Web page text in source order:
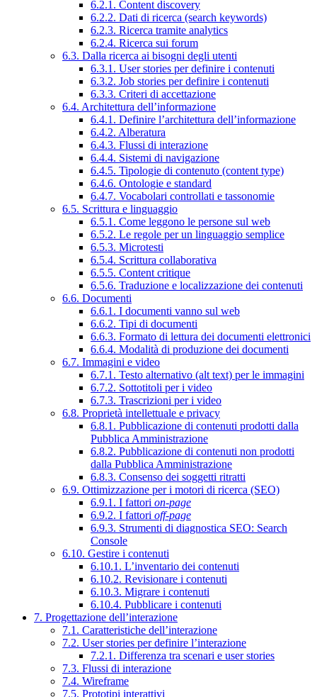
6.2.1. Content discovery
6.2.2. Dati di ricerca (search keywords)
6.2.3. Ricerca tramite analytics
6.2.4. Ricerca sui forum
6.3. Dalla ricerca ai bisogni degli utenti
6.3.1. User stories per definire i contenuti
6.3.2. Job stories per definire i contenuti
6.3.3. Criteri di accettazione
6.4. Architettura dell’informazione
6.4.1. Definire l’architettura dell’informazione
6.4.2. Alberatura
6.4.3. Flussi di interazione
6.4.4. Sistemi di navigazione
6.4.5. Tipologie di contenuto (content type)
6.4.6. Ontologie e standard
6.4.7. Vocabolari controllati e tassonomie
6.5. Scrittura e linguaggio
6.5.1. Come leggono le persone sul web
6.5.2. Le regole per un linguaggio semplice
6.5.3. Microtesti
6.5.4. Scrittura collaborativa
6.5.5. Content critique
6.5.6. Traduzione e localizzazione dei contenuti
6.6. Documenti
6.6.1. I documenti vanno sul web
6.6.2. Tipi di documenti
6.6.3. Formato di lettura dei documenti elettronici
6.6.4. Modalità di produzione dei documenti
6.7. Immagini e video
6.7.1. Testo alternativo (alt text) per le immagini
6.7.2. Sottotitoli per i video
6.7.3. Trascrizioni per i video
6.8. Proprietà intellettuale e privacy
6.8.1. Pubblicazione di contenuti prodotti dalla
Pubblica Amministrazione
6.8.2. Pubblicazione di contenuti non prodotti
dalla Pubblica Amministrazione
6.8.3. Consenso dei soggetti ritratti
6.9. Ottimizzazione per i motori di ricerca (SEO)
6.9.1. I fattori on-page
6.9.2. I fattori off-page
6.9.3. Strumenti di diagnostica SEO: Search
Console
6.10. Gestire i contenuti
6.10.1. L’inventario dei contenuti
6.10.2. Revisionare i contenuti
6.10.3. Migrare i contenuti
6.10.4. Pubblicare i contenuti
7. Progettazione dell’interazione
7.1. Caratteristiche dell’interazione
7.2. User stories per definire l’interazione
7.2.1. Differenza tra scenari e user stories
7.3. Flussi di interazione
7.4. Wireframe
7.5. Prototipi interattivi